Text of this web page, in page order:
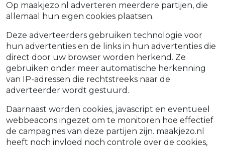
Op maakjezo.nl adverteren meerdere partijen, die
allemaal hun eigen cookies plaatsen.
Deze adverteerders gebruiken technologie voor
hun advertenties en de links in hun advertenties die
direct door uw browser worden herkend. Ze
gebruiken onder meer automatische herkenning
van IP-adressen die rechtstreeks naar de
adverteerder wordt gestuurd.
Daarnaast worden cookies, javascript en eventueel
webbeacons ingezet om te monitoren hoe effectief
de campagnes van deze partijen zijn. maakjezo.nl
heeft noch invloed noch controle over de cookies,